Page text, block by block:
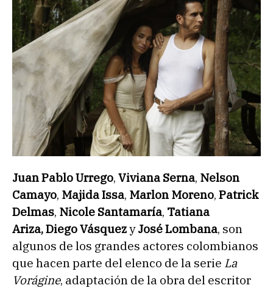
Juan Pablo Urrego, Viviana Serna, Nelson
Camayo, Majida Issa, Marlon Moreno, Patrick
Delmas, Nicole Santamaría, Tatiana
Ariza,Diego VásquezyJosé Lombana, son
algunos de los grandes actores colombianos
que hacen parte del elenco de la serie La
Vorágine, adaptación de la obra del escritor